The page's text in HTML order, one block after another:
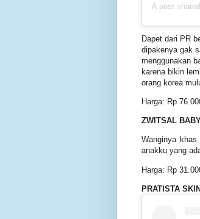
A post
Dapet dari PR
dipakenya gak
menggunakan
karena bikin
orang korea
Harga: Rp
ZWITSAL
Wanginya
anakku yang
Harga: Rp
PRATISTA